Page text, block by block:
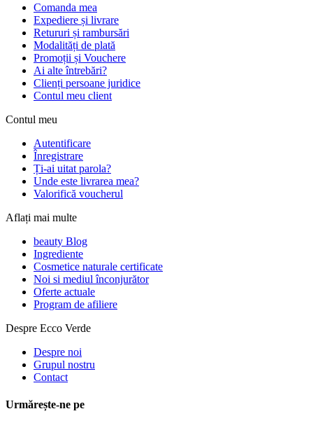
Comanda mea
Expediere și livrare
Retururi și rambursări
Modalități de plată
Promoții și Vouchere
Ai alte întrebări?
Clienți persoane juridice
Contul meu client
Contul meu
Autentificare
Înregistrare
Ți-ai uitat parola?
Unde este livrarea mea?
Valorifică voucherul
Aflați mai multe
beauty Blog
Ingrediente
Cosmetice naturale certificate
Noi si mediul înconjurător
Oferte actuale
Program de afiliere
Despre Ecco Verde
Despre noi
Grupul nostru
Contact
Urmărește-ne pe